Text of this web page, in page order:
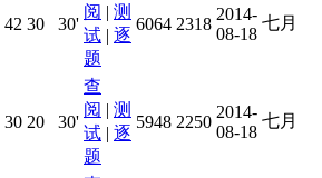
42 30 30'
阅 | 测
试 | 逐
题
6064 2318
2014-
08-18
七月
30 20 30'
查
阅 | 测
试 | 逐
题
5948 2250
2014-
08-18
七月